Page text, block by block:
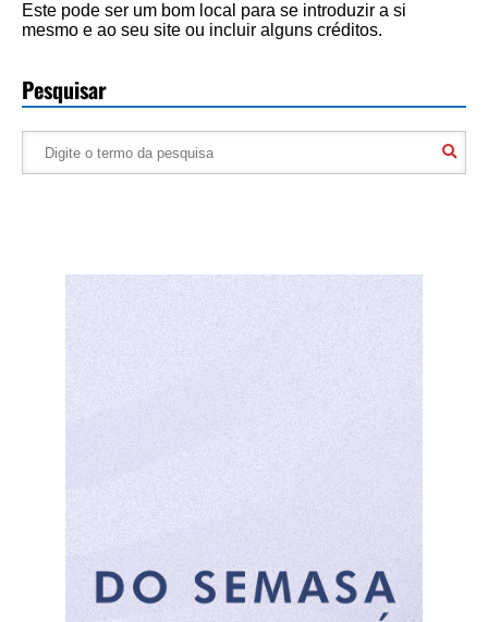
Este pode ser um bom local para se introduzir a si
mesmo e ao seu site ou incluir alguns créditos.
Pesquisar